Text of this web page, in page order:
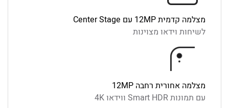
מצלמה קדמית ‎12MP עם Center Stage
לשיחות וידאו מצוינות
מצלמה אחורית רחבה ‎12MP
עם תמונות Smart HDR ווידאו ‎4K